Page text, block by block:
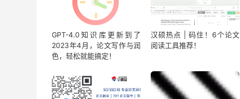
GPT-4.0知识库更新到了
2023年4月，论文写作与润
色，轻松就能搞定！
汉硕热点 | 码住！6个论文
阅读工具推荐！